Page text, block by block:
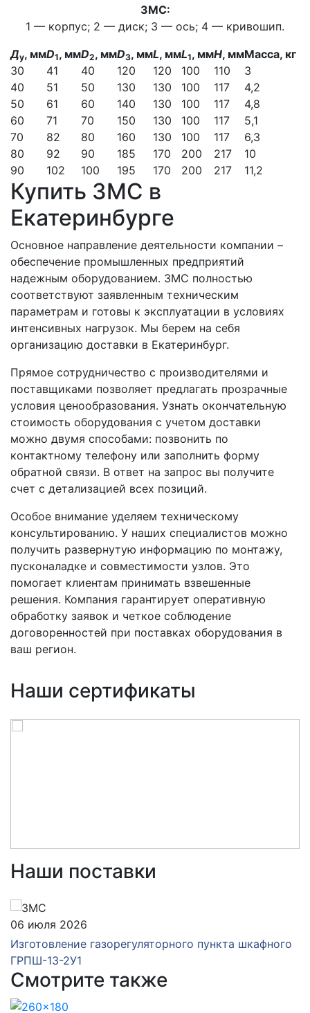
ЗМС:
1 — корпус; 2 — диск; 3 — ось; 4 — кривошип.
Ду, ммD1, ммD2, ммD3, ммL, ммL1, ммH, ммМасса, кг
30
41 40 120 120 100 110
3
40
51 50 130 130 100 117
4,2
50
61 60 140 130 100 117
4,8
60
71 70 150 130 100 117
5,1
70
82 80 160 130 100 117
6,3
80
92 90 185 170 200 217
10
90
102 100 195 170 200 217 11,2
Купить ЗМС в
Екатеринбурге
Основное направление деятельности компании –
обеспечение промышленных предприятий
надежным оборудованием. ЗМС полностью
соответствуют заявленным техническим
параметрам и готовы к эксплуатации в условиях
интенсивных нагрузок. Мы берем на себя
организацию доставки в Екатеринбург.
Прямое сотрудничество с производителями и
поставщиками позволяет предлагать прозрачные
условия ценообразования. Узнать окончательную
стоимость оборудования с учетом доставки
можно двумя способами: позвонить по
контактному телефону или заполнить форму
обратной связи. В ответ на запрос вы получите
счет с детализацией всех позиций.
Особое внимание уделяем техническому
консультированию. У наших специалистов можно
получить развернутую информацию по монтажу,
пусконаладке и совместимости узлов. Это
помогает клиентам принимать взвешенные
решения. Компания гарантирует оперативную
обработку заявок и четкое соблюдение
договоренностей при поставках оборудования в
ваш регион.
Наши сертификаты
Наши поставки
06 июля 2026
Изготовление газорегуляторного пункта шкафного
ГРПШ-13-2У1
Смотрите также